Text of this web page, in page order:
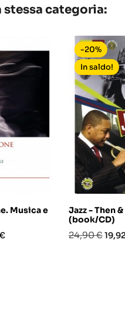
categoria:
Musica e
Jazz - Then
(book/CD)
Prezzo
24,90 €
-20%
In saldo!